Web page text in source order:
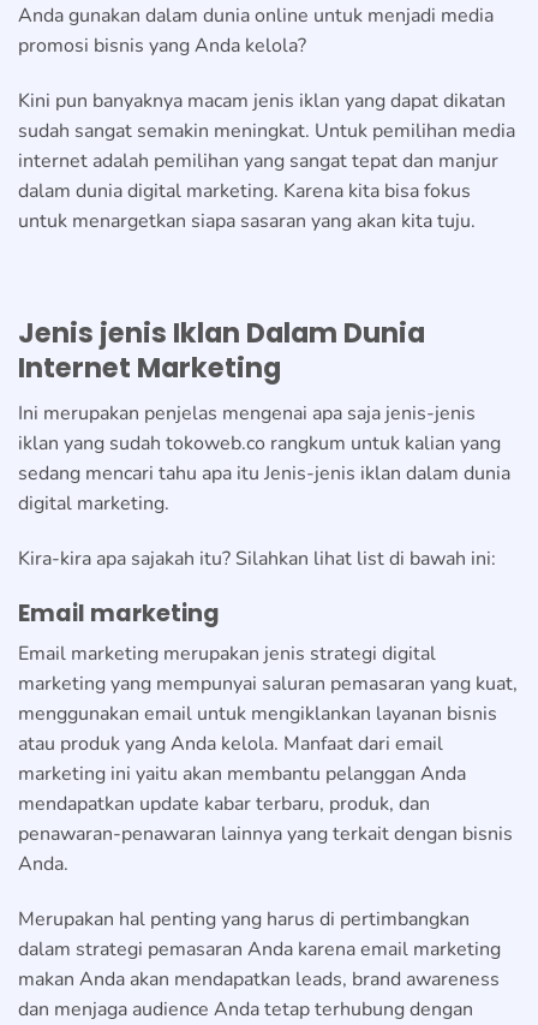
Anda gunakan dalam dunia online untuk menjadi media
promosi bisnis yang Anda kelola?
Kini pun banyaknya macam jenis iklan yang dapat dikatan
sudah sangat semakin meningkat. Untuk pemilihan media
internet adalah pemilihan yang sangat tepat dan manjur
dalam dunia digital marketing. Karena kita bisa fokus
untuk menargetkan siapa sasaran yang akan kita tuju.
Jenis jenis Iklan Dalam Dunia
Internet Marketing
Ini merupakan penjelas mengenai apa saja jenis-jenis
iklan yang sudah tokoweb.co rangkum untuk kalian yang
sedang mencari tahu apa itu Jenis-jenis iklan dalam dunia
digital marketing.
Kira-kira apa sajakah itu? Silahkan lihat list di bawah ini:
Email marketing
Email marketing merupakan jenis strategi digital
marketing yang mempunyai saluran pemasaran yang kuat,
menggunakan email untuk mengiklankan layanan bisnis
atau produk yang Anda kelola. Manfaat dari email
marketing ini yaitu akan membantu pelanggan Anda
mendapatkan update kabar terbaru, produk, dan
penawaran-penawaran lainnya yang terkait dengan bisnis
Anda.
Merupakan hal penting yang harus di pertimbangkan
dalam strategi pemasaran Anda karena email marketing
makan Anda akan mendapatkan leads, brand awareness
dan menjaga audience Anda tetap terhubung dengan